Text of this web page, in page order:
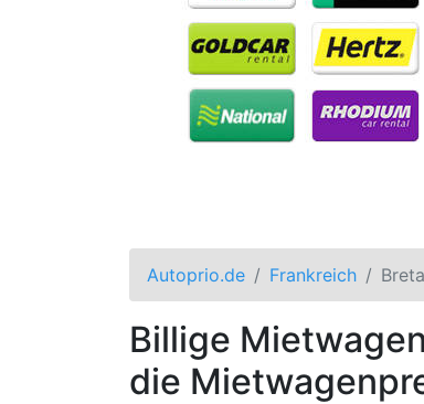
Autoprio.de Frankreich
Billige
die